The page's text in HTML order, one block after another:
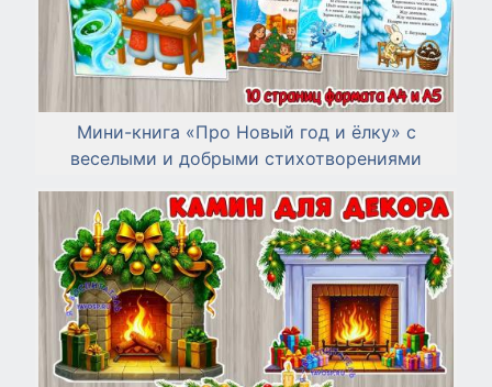
Мини-книга «Про Новый год и ёлку» с
веселыми и добрыми стихотворениями